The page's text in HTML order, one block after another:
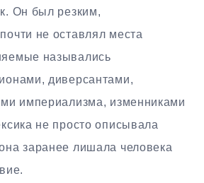
Он был резким,
не оставлял места
назывались
диверсантами,
империализма, изменниками
не просто описывала
заранее лишала человека